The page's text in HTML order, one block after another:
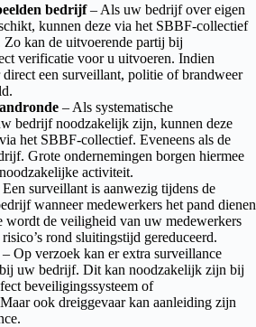
bedrijf– Als uw bedrijf over eigen
kunnen deze via het SBBF-collectief
kan de uitvoerende partij bij
verificatie voor u uitvoeren. Indien
een surveillant, politie of brandweer
– Als systematische
bedrijf noodzakelijk zijn, kunnen deze
het SBBF-collectief. Eveneens als de
Grote ondernemingen borgen hiermee
activiteit.
Een surveillant is aanwezig tijdens de
wanneer medewerkers het pand dienen
wordt de veiligheid van uw medewerkers
rond sluitingstijd gereduceerd.
– Op verzoek kan er extra surveillance
uw bedrijf. Dit kan noodzakelijk zijn bij
beveiligingssysteem of
ook dreiggevaar kan aanleiding zijn